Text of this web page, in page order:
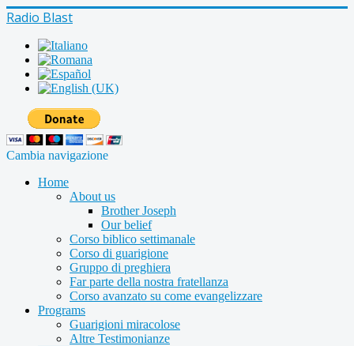
Radio Blast
Cambia navigazione
Home
About us
Brother Joseph
Our belief
Corso biblico settimanale
Corso di guarigione
Gruppo di preghiera
Far parte della nostra fratellanza
Corso avanzato su come evangelizzare
Programs
Guarigioni miracolose
Altre Testimonianze